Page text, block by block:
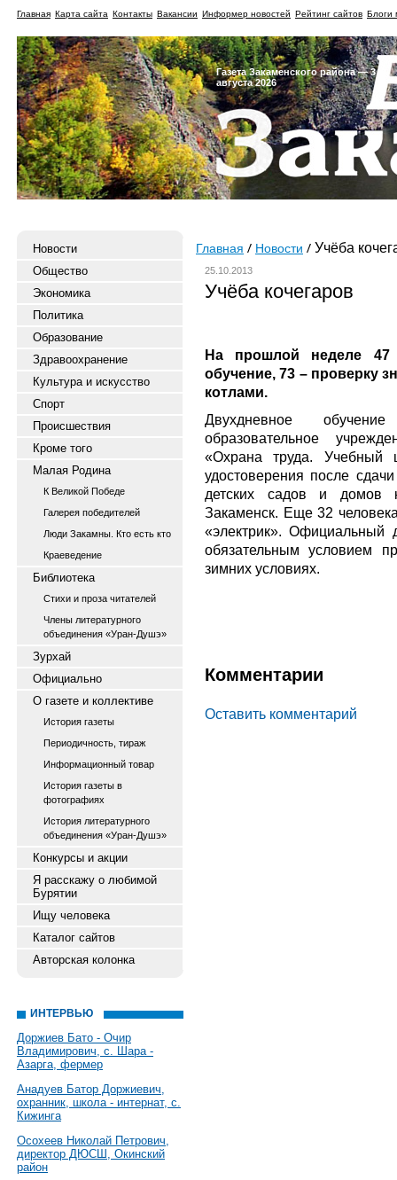
Главная Карта сайта Контакты Вакансии Информер новостей Рейтинг сайтов Блоги
Газета Закаменского района — 3
августа 2026
Новости
Общество
Экономика
Политика
Образование
Здравоохранение
Культура и искусство
Спорт
Происшествия
Кроме того
Малая Родина
К Великой Победе
Галерея победителей
Люди Закамны. Кто есть кто
Краеведение
Библиотека
Стихи и проза читателей
Члены литературного
объединения «Уран-Душэ»
Зурхай
Официально
О газете и коллективе
История газеты
Периодичность, тираж
Информационный товар
История газеты в
фотографиях
История литературного
объединения «Уран-Душэ»
Конкурсы и акции
Я расскажу о любимой
Бурятии
Ищу человека
Каталог сайтов
Авторская колонка
ИНТЕРВЬЮ
Доржиев Бато - Очир
Владимирович, с. Шара -
Азарга, фермер
Анадуев Батор Доржиевич,
охранник, школа - интернат, с.
Кижинга
Осохеев Николай Петрович,
директор ДЮСШ, Окинский
район
Главная Новости Учёба
25.10.2013
Учёба кочегаров
На прошлой неделе 47
обучение, 73 – проверку
котлами.
Двухдневное
образовательное
«Охрана труда. Учебный
удостоверения после
детских садов и домов
Закаменск. Еще 32
«электрик». Официальный
обязательным условием
зимних условиях.
Комментарии
Оставить комментарий